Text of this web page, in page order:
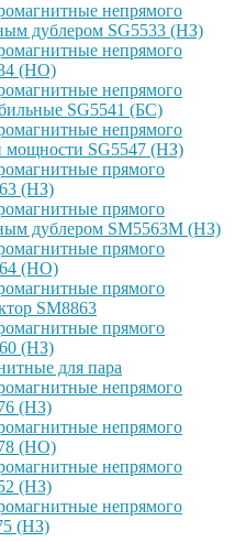
непрямого
дублером SG5533 (НЗ)
непрямого
(НО)
непрямого
SG5541 (БС)
непрямого
мощности SG5547 (НЗ)
прямого
(НЗ)
прямого
дублером SM5563M (НЗ)
прямого
(НО)
прямого
SM8863
прямого
(НЗ)
для пара
непрямого
(НЗ)
непрямого
(НО)
непрямого
(НЗ)
непрямого
(НЗ)